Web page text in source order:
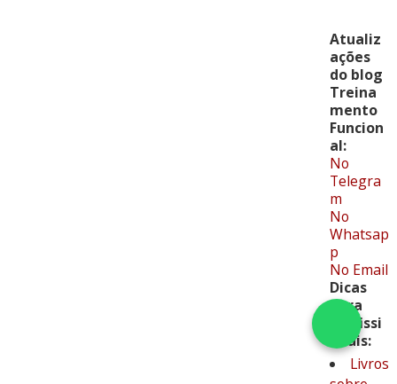
Atualiz
ações
do blog
Treina
mento
Funcion
al:
No
Telegra
m
No
Whatsap
p
No Email
Dicas
para
profissi
onais:
Livros